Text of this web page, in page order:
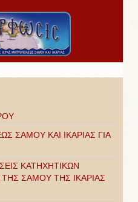
ΣΑΜΟΥ ΚΑΙ ΙΚΑΡΙΑΣ ΓΙΑ
ΚΑΤΗΧΗΤΙΚΩΝ
ΤΗΣ ΣΑΜΟΥ ΤΗΣ ΙΚΑΡΙΑΣ